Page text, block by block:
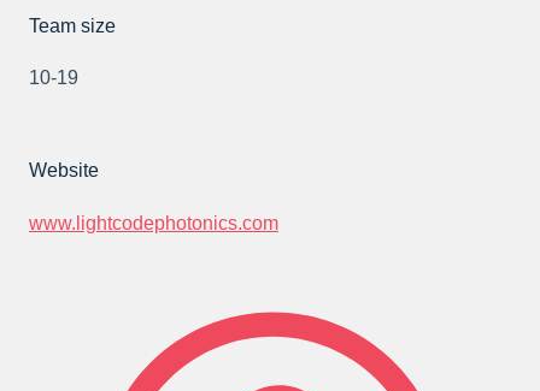
Team size
10-19
Website
www.lightcodephotonics.com